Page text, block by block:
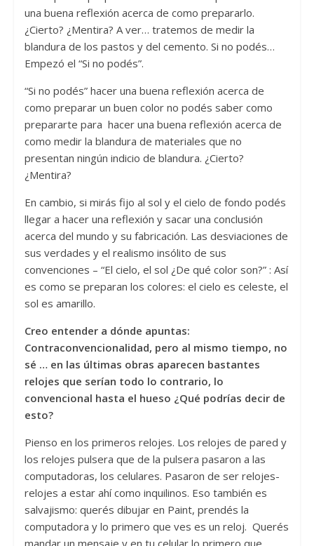
una buena reflexión acerca de como prepararlo.
¿Cierto? ¿Mentira? A ver… tratemos de medir la
blandura de los pastos y del cemento. Si no podés…
Empezó el “Si no podés”.
“Si no podés” hacer una buena reflexión acerca de
como preparar un buen color no podés saber como
prepararte para hacer una buena reflexión acerca de
como medir la blandura de materiales que no
presentan ningún indicio de blandura. ¿Cierto?
¿Mentira?
En cambio, si mirás fijo al sol y el cielo de fondo podés
llegar a hacer una reflexión y sacar una conclusión
acerca del mundo y su fabricación. Las desviaciones de
sus verdades y el realismo insólito de sus
convenciones – “El cielo, el sol ¿De qué color son?” : Así
es como se preparan los colores: el cielo es celeste, el
sol es amarillo.
Creo entender a dónde apuntas:
Contraconvencionalidad, pero al mismo tiempo, no
sé … en las últimas obras aparecen bastantes
relojes que serían todo lo contrario, lo
convencional hasta el hueso ¿Qué podrías decir de
esto?
Pienso en los primeros relojes. Los relojes de pared y
los relojes pulsera que de la pulsera pasaron a las
computadoras, los celulares. Pasaron de ser relojes-
relojes a estar ahí como inquilinos. Eso también es
salvajismo: querés dibujar en Paint, prendés la
computadora y lo primero que ves es un reloj. Querés
mandar un mensaje y en tu celular lo primero que